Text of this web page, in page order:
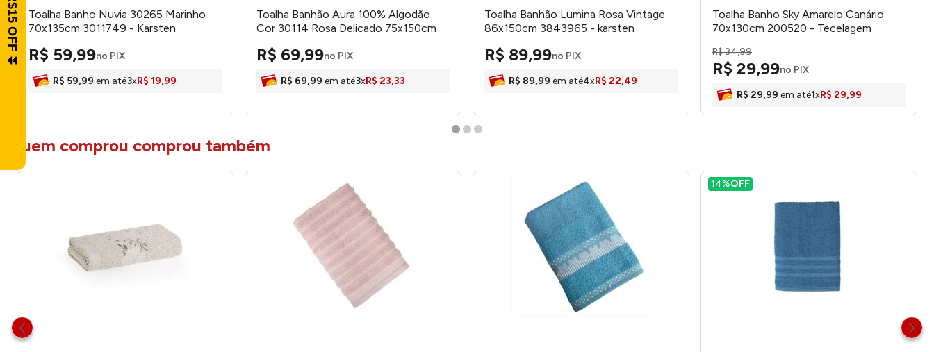
Toalha Banho Nuvia 30265 Marinho
70x135cm 3011749 - Karsten
R$ 59,99no PIX
R$ 59,99 em até3xR$ 19,99
Toalha Banhão Aura 100% Algodão
Cor 30114 Rosa Delicado 75x150cm
R$ 69,99no PIX
R$ 69,99 em até3xR$ 23,33
Toalha Banhão Lumina Rosa Vintage
86x150cm 3843965 - karsten
R$ 89,99no PIX
R$ 89,99 em até4xR$ 22,49
Toalha Banho Sky Amarelo Canário
70x130cm 200520 - Tecelagem
R$34,99
R$ 29,99no PIX
R$ 29,99 em até1xR$ 29,99
quem comprou comprou também
14%OFF